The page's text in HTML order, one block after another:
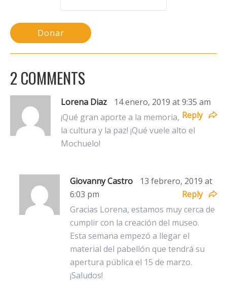
Donar
2 COMMENTS
Lorena Diaz
14 enero, 2019 at 9:35 am
Reply
¡Qué gran aporte a la memoria,
la cultura y la paz! ¡Qué vuele alto el
Mochuelo!
Giovanny Castro
13 febrero, 2019 at
6:03 pm
Reply
Gracias Lorena, estamos muy cerca de
cumplir con la creación del museo.
Esta semana empezó a llegar el
material del pabellón que tendrá su
apertura pública el 15 de marzo.
¡Saludos!